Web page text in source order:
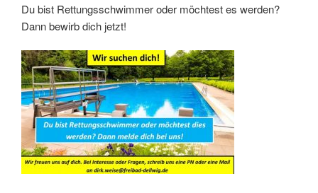
Du bist Rettungsschwimmer oder möchtest es werden?
Dann bewirb dich jetzt!